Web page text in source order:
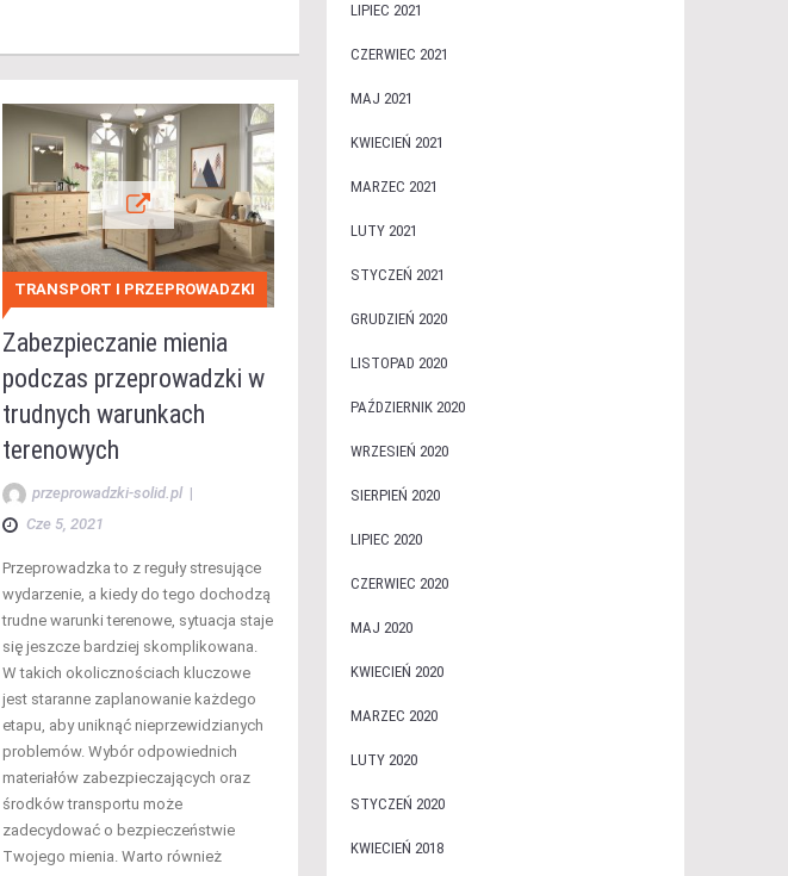
TRANSPORT I PRZEPROWADZKI
Zabezpieczanie mienia
podczas przeprowadzki w
trudnych warunkach
terenowych
przeprowadzki-solid.pl|
Cze 5, 2021
Przeprowadzka to z reguły stresujące
wydarzenie, a kiedy do tego dochodzą
trudne warunki terenowe, sytuacja staje
się jeszcze bardziej skomplikowana.
W takich okolicznościach kluczowe
jest staranne zaplanowanie każdego
etapu, aby uniknąć nieprzewidzianych
problemów. Wybór odpowiednich
materiałów zabezpieczających oraz
środków transportu może
zadecydować o bezpieczeństwie
Twojego mienia. Warto również
LIPIEC 2021
CZERWIEC 2021
MAJ 2021
KWIECIEŃ 2021
MARZEC 2021
LUTY 2021
STYCZEŃ 2021
GRUDZIEŃ 2020
LISTOPAD 2020
PAŹDZIERNIK 2020
WRZESIEŃ 2020
SIERPIEŃ 2020
LIPIEC 2020
CZERWIEC 2020
MAJ 2020
KWIECIEŃ 2020
MARZEC 2020
LUTY 2020
STYCZEŃ 2020
KWIECIEŃ 2018